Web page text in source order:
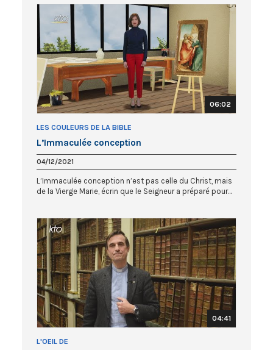
06:02
LES COULEURS DE LA BIBLE
L’Immaculée conception
04/12/2021
L’Immaculée conception n’est pas celle du Christ, mais
de la Vierge Marie, écrin que le Seigneur a préparé pour...
04:41
L'OEIL DE